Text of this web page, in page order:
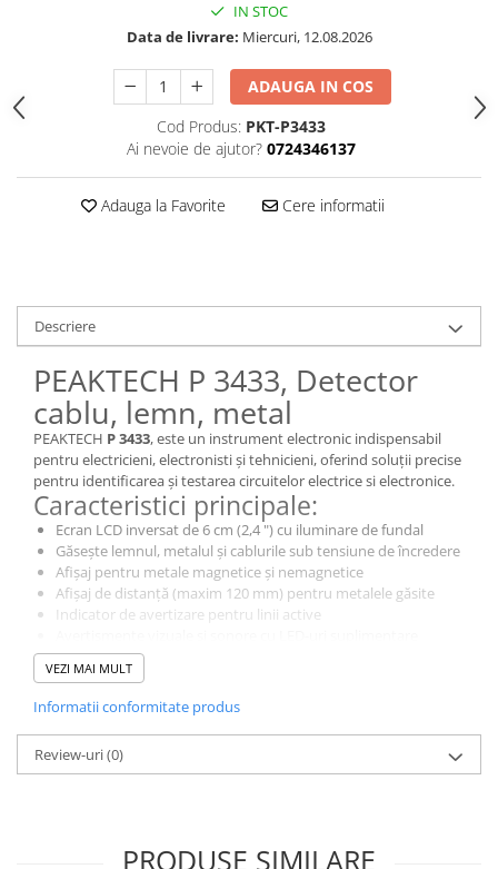
IN STOC
Data de livrare: Miercuri, 12.08.2026
ADAUGA IN COS
Cod Produs: PKT-P3433
Ai nevoie de ajutor? 0724346137
Adauga la Favorite Cere informatii
Descriere
PEAKTECH P 3433, Detector
cablu, lemn, metal
PEAKTECH P 3433, este un instrument electronic indispensabil
pentru electricieni, electronisti și tehnicieni, oferind soluții precise
pentru identificarea și testarea circuitelor electrice si electronice.
Caracteristici principale:
Ecran LCD inversat de 6 cm (2,4 ") cu iluminare de fundal
Găsește lemnul, metalul și cablurile sub tensiune de încredere
Afișaj pentru metale magnetice și nemagnetice
Afișaj de distanță (maxim 120 mm) pentru metalele găsite
Indicator de avertizare pentru linii active
Protecția prafului și apei IP54
De ce să alegi acest model?
Noul PeakTech 3433 a fost dezvoltat special pentru utilizarea
lemnului, metalului sau a liniilor electrice, pentru a se asigura că
nu se produc daune prin dăltă, tăiere sau găurire în pereți.
Adâncimea de recepție a senzorului este între 20 mm (lemn) și
VEZI MAI MULT
Informatii conformitate produs
Review-uri(0)
PRODUSE SIMILARE